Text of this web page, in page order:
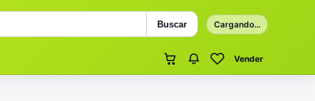
Buscar Cargando...
Vender